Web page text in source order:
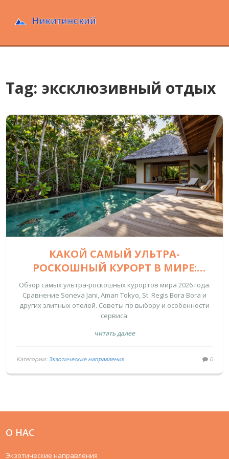
Tag: эксклюзивный отдых
КАКОЙ САМЫЙ УЛЬТРА-
РОСКОШНЫЙ КУРОРТ В МИРЕ:
РЕЙТИНГ ЭЛИТНЫХ ОТЕЛЕЙ И СПА-
КОМПЛЕКСОВ 2026
Обзор самых ультра-роскошных курортов мира 2026 года.
Сравнение Soneva Jani, Aman Tokyo, St. Regis Bora Bora и
других элитных отелей. Советы по выбору и особенности
сервиса.
читать далее
Категории:Экзотические направления 0
О НАС
Экзотические направления